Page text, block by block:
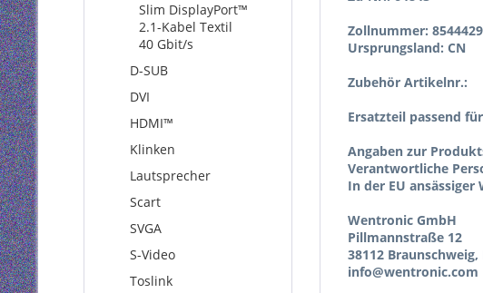
Slim DisplayPort™
2.1-Kabel Textil
40 Gbit/s
D-SUB
DVI
HDMI™
Klinken
Lautsprecher
Scart
SVGA
S-Video
Toslink
Zollnummer:
Ursprungsland: CN
Zubehör Artikelnr.:
Ersatzteil passend
Angaben zur
Verantwortliche
In der EU
Wentronic GmbH
Pillmannstraße 12
38112 Braunschweig,
info@wentronic.com